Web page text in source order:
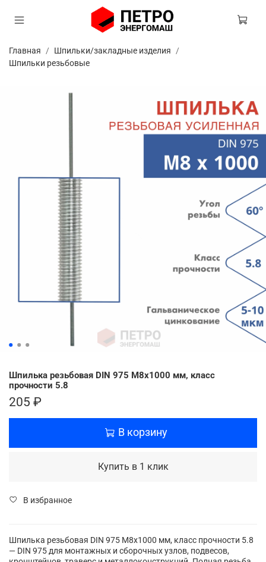
Главная
Шпильки/закладные изделия
Шпильки резьбовые
Шпилька резьбовая DIN 975 М8х1000 мм, класс
прочности 5.8
205 ₽
В корзину
Купить в 1 клик
В избранное
Шпилька резьбовая DIN 975 М8х1000 мм, класс прочности 5.8
— DIN 975 для монтажных и сборочных узлов, подвесов,